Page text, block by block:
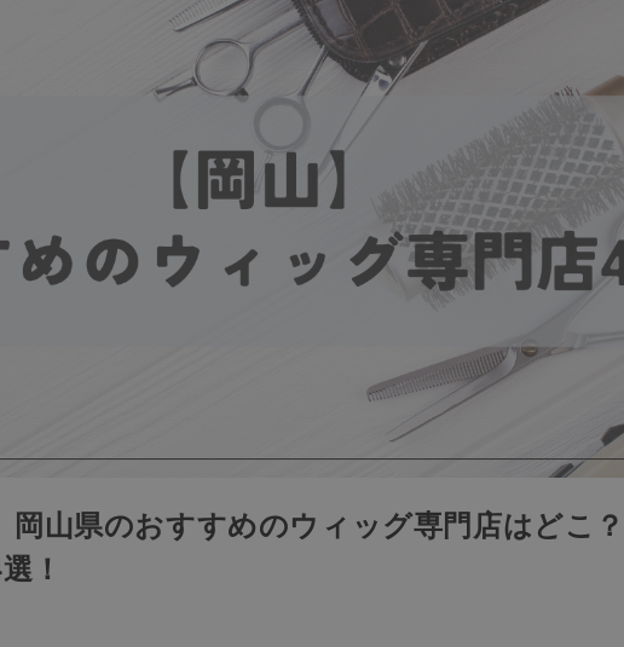
岡山県のおすすめのウィッグ専門店はどこ
！